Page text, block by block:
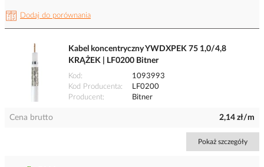
Dodaj do porównania
Kabel koncentryczny YWDXPEK 75 1,0/4,8
KRĄŻEK | LF0200 Bitner
Kod
1093993
Kod Producenta
LF0200
Producent
Bitner
Cena brutto 2,14 zł/m
Pokaż szczegóły